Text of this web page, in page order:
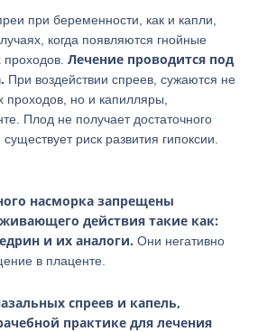
при беременности, как и капли,
когда появляются гнойные
проходов.Лечение проводится под
При воздействии спреев, сужаются не
проходов, но и капилляры,
Плод не получает достаточного
риск развития гипоксии.
насморка запрещены
действия такие как:
и их аналоги. Они негативно
в плаценте.
спреев и капель,
практике для лечения